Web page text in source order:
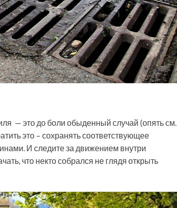
— это до боли обыденный случай (опять см.
это – сохранять соответствующее
И следите за движением внутри
что некто собрался не глядя открыть